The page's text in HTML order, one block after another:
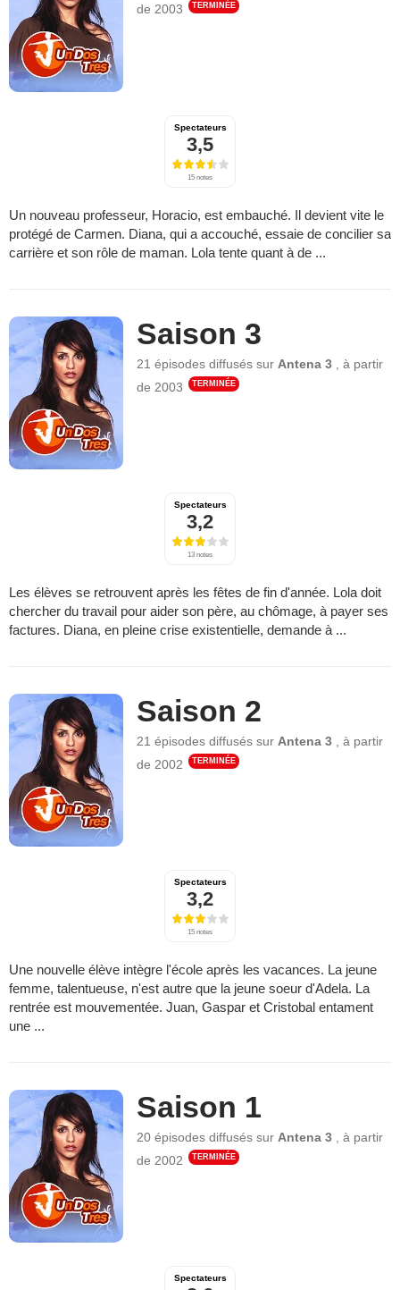
de2003 TERMINÉE
Spectateurs
3,5
15 notes
Un nouveau professeur, Horacio, est embauché. Il devient vite le
protégé de Carmen. Diana, qui a accouché, essaie de concilier sa
carrière et son rôle de maman. Lola tente quant à de ...
Saison 3
21 épisodes diffusés sur Antena 3 ,à partir
de 2003 TERMINÉE
Spectateurs
3,2
13 notes
Les élèves se retrouvent après les fêtes de fin d'année. Lola doit
chercher du travail pour aider son père, au chômage, à payer ses
factures. Diana, en pleine crise existentielle, demande à ...
Saison 2
21 épisodes diffusés sur Antena 3 ,à partir
de 2002 TERMINÉE
Spectateurs
3,2
15 notes
Une nouvelle élève intègre l'école après les vacances. La jeune
femme, talentueuse, n'est autre que la jeune soeur d'Adela. La
rentrée est mouvementée. Juan, Gaspar et Cristobal entament
une ...
Saison 1
20 épisodes diffusés sur Antena 3 ,à partir
de 2002 TERMINÉE
Spectateurs